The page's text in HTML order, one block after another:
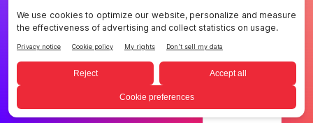
EnglishGermanFrenchSpanishPortuguese
German